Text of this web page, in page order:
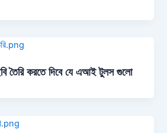
তৈরি করতে দিবে যে এআই টুলস গুলো